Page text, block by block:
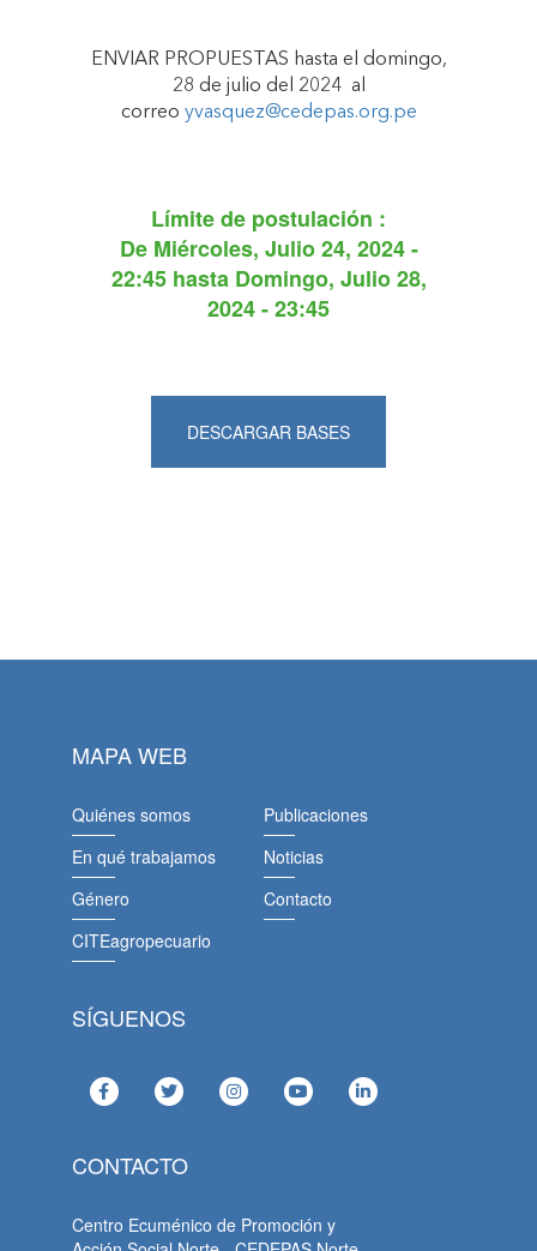
ENVIAR PROPUESTAS hasta el domingo,
28 de julio del 2024 al
correo yvasquez@cedepas.org.pe
Límite de postulación :
De Miércoles, Julio 24, 2024 -
22:45hasta Domingo, Julio 28,
2024 - 23:45
DESCARGAR BASES
MAPA WEB
Quiénes somos
En qué trabajamos
Género
CITEagropecuario
Publicaciones
Noticias
Contacto
SÍGUENOS
CONTACTO
Centro Ecuménico de Promoción y